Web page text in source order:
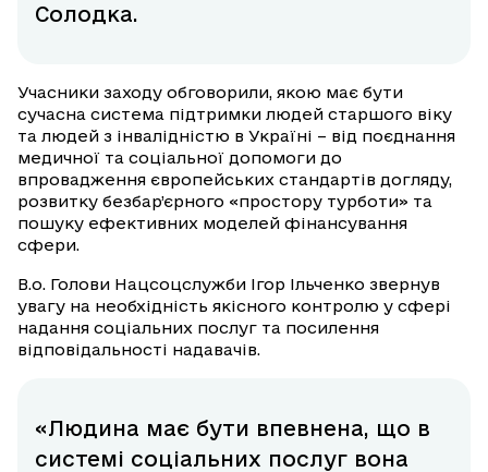
Солодка.
Учасники заходу обговорили, якою має бути
сучасна система підтримки людей старшого віку
та людей з інвалідністю в Україні – від поєднання
медичної та соціальної допомоги до
впровадження європейських стандартів догляду,
розвитку безбар’єрного «простору турботи» та
пошуку ефективних моделей фінансування
сфери.
В.о. Голови Нацсоцслужби Ігор Ільченко звернув
увагу на необхідність якісного контролю у сфері
надання соціальних послуг та посилення
відповідальності надавачів.
«Людина має бути впевнена, що в
системі соціальних послуг вона